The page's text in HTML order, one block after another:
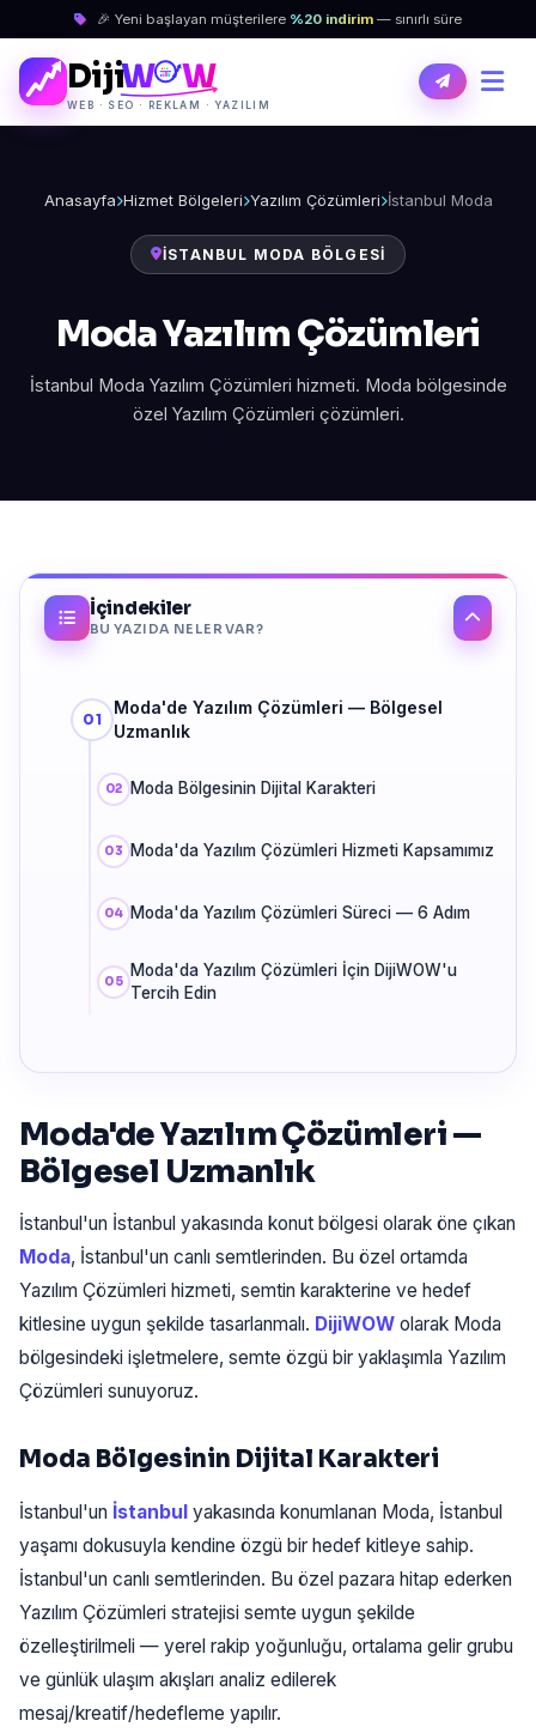
🎉 Yeni başlayan müşterilere %20 indirim — sınırlı süre
DijiW W
WEB · SEO · REKLAM · YAZILIM
Anasayfa Hizmet Bölgeleri Yazılım Çözümleri İstanbul Moda
İSTANBUL MODA BÖLGESI
Moda Yazılım Çözümleri
İstanbul Moda Yazılım Çözümleri hizmeti. Moda bölgesinde
özel Yazılım Çözümleri çözümleri.
İçindekiler
BU YAZIDA NELER VAR?
Moda'de Yazılım Çözümleri — Bölgesel
Uzmanlık
Moda Bölgesinin Dijital Karakteri
Moda'da Yazılım Çözümleri Hizmeti Kapsamımız
Moda'da Yazılım Çözümleri Süreci — 6 Adım
Moda'da Yazılım Çözümleri İçin DijiWOW'u
Tercih Edin
Moda'de Yazılım Çözümleri —
Bölgesel Uzmanlık
İstanbul'un İstanbul yakasında konut bölgesi olarak öne çıkan
Moda, İstanbul'un canlı semtlerinden. Bu özel ortamda
Yazılım Çözümleri hizmeti, semtin karakterine ve hedef
kitlesine uygun şekilde tasarlanmalı. DijiWOW olarak Moda
bölgesindeki işletmelere, semte özgü bir yaklaşımla Yazılım
Çözümleri sunuyoruz.
Moda Bölgesinin Dijital Karakteri
İstanbul'un İstanbul yakasında konumlanan Moda, İstanbul
yaşamı dokusuyla kendine özgü bir hedef kitleye sahip.
İstanbul'un canlı semtlerinden. Bu özel pazara hitap ederken
Yazılım Çözümleri stratejisi semte uygun şekilde
özelleştirilmeli — yerel rakip yoğunluğu, ortalama gelir grubu
ve günlük ulaşım akışları analiz edilerek
mesaj/kreatif/hedefleme yapılır.